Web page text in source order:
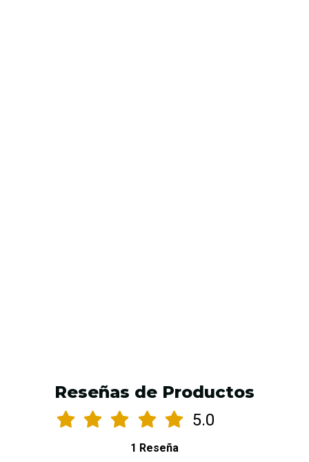
Reseñas de Productos
5.0
1 Reseña